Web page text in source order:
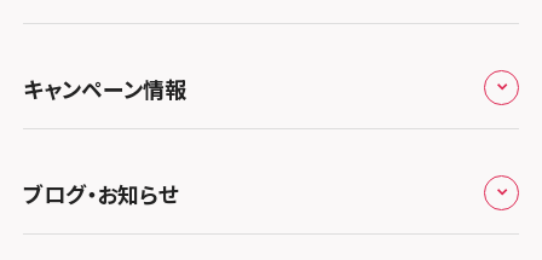
スマホスピタル鴻巣
スマホスピタル テルル三芳
スマホスピタル 熊谷
スマホスピタル ゲオデジタルベース川口元郷
スマホスピタル埼玉大宮
スマホスピタル 北陸総合修理センター
スマホスピタル 長野
スマホスピタル岐阜
スマホスピタル 浜松
スマホスピタル静岡パルコ
スマホスピタル 藤枝
スマホスピタル名古屋駅前
関西
スマホスピタル 大阪梅田
スマホスピタル by デジホ 梅田地下（うめちか）
スマホスピタル京橋
中国・四国
スマホスピタル岡山駅前
スマホスピタル by デジホ マークイズ福岡もも
ち
特定商取引法に関する表記
プライバシーポリシー
郵送修理依頼
郵送修理の流れ
キャンペーン情報
キャンペーン一覧
ブログ・お知らせ